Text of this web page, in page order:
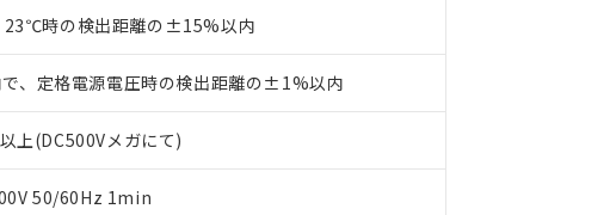
時の検出距離の±15%以内
、定格電源電圧時の検出距離の±1%以内
上(DC500Vメガにて)
50/60Hz 1min
利用者とは、"個人情報の共同利用に関して"
します。
書をダウンロードすることができます。
明書（当社基準）
時点で非含有を証明するもので、過去に遡って非含有を証明するものでは
のフタル酸エステル類４物質の対応では、対応完了までの期間は出荷製品
備考欄に対応日を記載しておりました。
品への在庫切替を完了していることから、特段のことがない限り、2022年